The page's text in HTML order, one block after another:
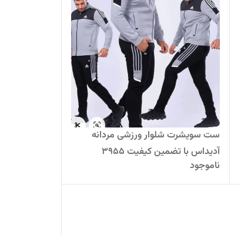
ست سویشرت شلوار ورزشی مردانه
آدیداس با تضمین کیفیت 3955
ناموجود